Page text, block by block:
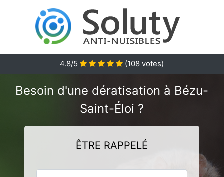
4.8/5 (108 votes)
Besoin d'une dératisation à Bézu-
Saint-Éloi ?
ÊTRE RAPPELÉ